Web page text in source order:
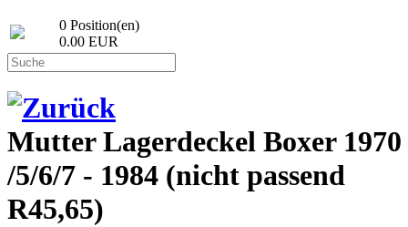
0 Position(en)
0.00 EUR
Mutter Lagerdeckel Boxer 1970
/5/6/7 - 1984 (nicht passend
R45,65)